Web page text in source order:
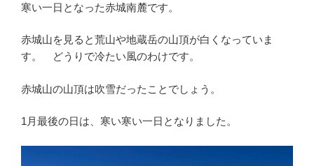
寒い一日となった赤城南麓です。
赤城山を見ると荒山や地蔵岳の山頂が白くなっていま
す。 どうりで冷たい風のわけです。
赤城山の山頂は吹雪だったことでしょう。
1月最後の日は、寒い寒い一日となりました。